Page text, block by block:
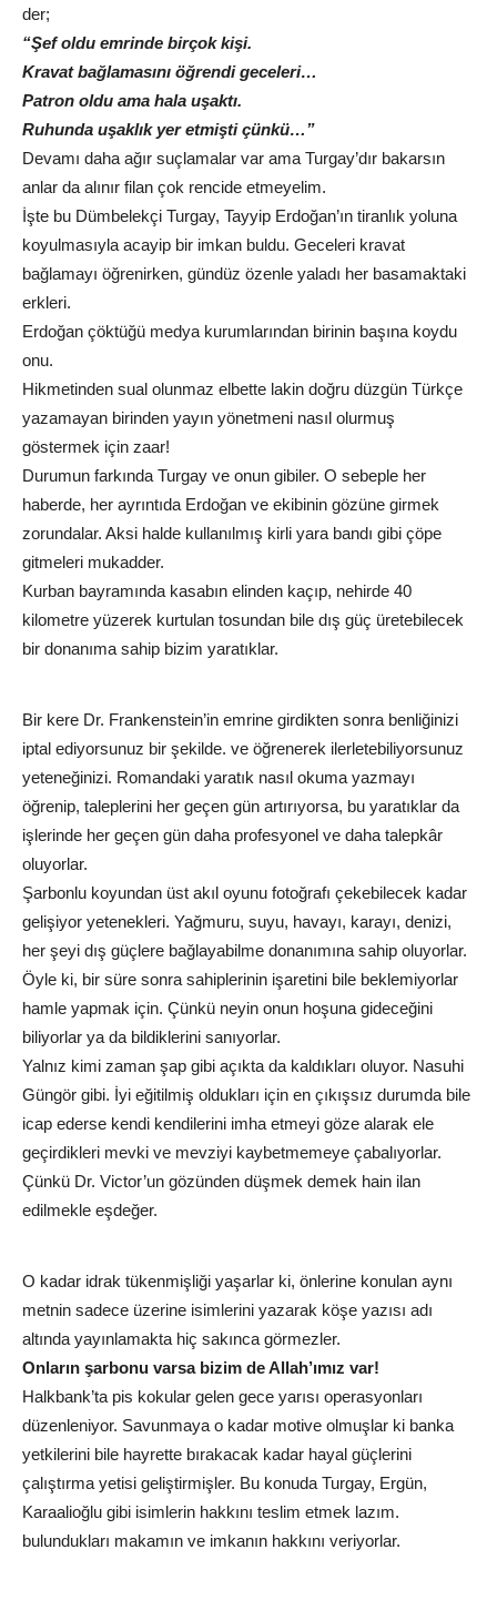
der;
“Şef oldu emrinde birçok kişi.
Kravat bağlamasını öğrendi geceleri…
Patron oldu ama hala uşaktı.
Ruhunda uşaklık yer etmişti çünkü…”
Devamı daha ağır suçlamalar var ama Turgay’dır bakarsın
anlar da alınır filan çok rencide etmeyelim.
İşte bu Dümbelekçi Turgay, Tayyip Erdoğan’ın tiranlık yoluna
koyulmasıyla acayip bir imkan buldu. Geceleri kravat
bağlamayı öğrenirken, gündüz özenle yaladı her basamaktaki
erkleri.
Erdoğan çöktüğü medya kurumlarından birinin başına koydu
onu.
Hikmetinden sual olunmaz elbette lakin doğru düzgün Türkçe
yazamayan birinden yayın yönetmeni nasıl olurmuş
göstermek için zaar!
Durumun farkında Turgay ve onun gibiler. O sebeple her
haberde, her ayrıntıda Erdoğan ve ekibinin gözüne girmek
zorundalar. Aksi halde kullanılmış kirli yara bandı gibi çöpe
gitmeleri mukadder.
Kurban bayramında kasabın elinden kaçıp, nehirde 40
kilometre yüzerek kurtulan tosundan bile dış güç üretebilecek
bir donanıma sahip bizim yaratıklar.
Bir kere Dr. Frankenstein’in emrine girdikten sonra benliğinizi
iptal ediyorsunuz bir şekilde. ve öğrenerek ilerletebiliyorsunuz
yeteneğinizi. Romandaki yaratık nasıl okuma yazmayı
öğrenip, taleplerini her geçen gün artırıyorsa, bu yaratıklar da
işlerinde her geçen gün daha profesyonel ve daha talepkâr
oluyorlar.
Şarbonlu koyundan üst akıl oyunu fotoğrafı çekebilecek kadar
gelişiyor yetenekleri. Yağmuru, suyu, havayı, karayı, denizi,
her şeyi dış güçlere bağlayabilme donanımına sahip oluyorlar.
Öyle ki, bir süre sonra sahiplerinin işaretini bile beklemiyorlar
hamle yapmak için. Çünkü neyin onun hoşuna gideceğini
biliyorlar ya da bildiklerini sanıyorlar.
Yalnız kimi zaman şap gibi açıkta da kaldıkları oluyor. Nasuhi
Güngör gibi. İyi eğitilmiş oldukları için en çıkışsız durumda bile
icap ederse kendi kendilerini imha etmeyi göze alarak ele
geçirdikleri mevki ve mevziyi kaybetmemeye çabalıyorlar.
Çünkü Dr. Victor’un gözünden düşmek demek hain ilan
edilmekle eşdeğer.
O kadar idrak tükenmişliği yaşarlar ki, önlerine konulan aynı
metnin sadece üzerine isimlerini yazarak köşe yazısı adı
altında yayınlamakta hiç sakınca görmezler.
Onların şarbonu varsa bizim de Allah’ımız var!
Halkbank’ta pis kokular gelen gece yarısı operasyonları
düzenleniyor. Savunmaya o kadar motive olmuşlar ki banka
yetkilerini bile hayrette bırakacak kadar hayal güçlerini
çalıştırma yetisi geliştirmişler. Bu konuda Turgay, Ergün,
Karaalioğlu gibi isimlerin hakkını teslim etmek lazım.
bulundukları makamın ve imkanın hakkını veriyorlar.